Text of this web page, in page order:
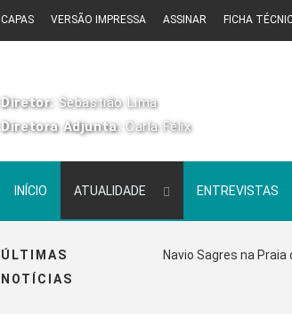
CAPAS VERSÃO IMPRESSA ASSINAR FICHA
Diretor: Sebastião Lima
Diretora Adjunta:Carla Félix
INÍCIO ATUALIDADE ENTREVISTAS
ÚLTIMAS
NOTÍCIAS
Navio Sagres na